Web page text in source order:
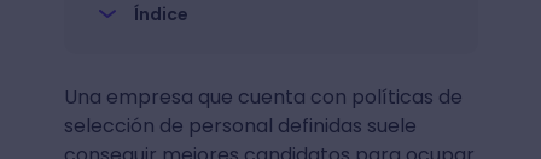
Índice
Una empresa que cuenta con políticas de
selección de personal definidas suele